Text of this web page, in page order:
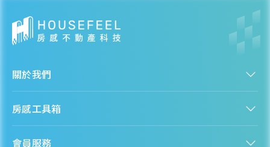
關於我們
人才招募
房感工具箱
購屋能力試算
會員服務